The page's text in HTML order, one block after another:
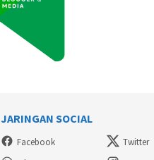
JARINGAN SOCIAL
Facebook Twitter